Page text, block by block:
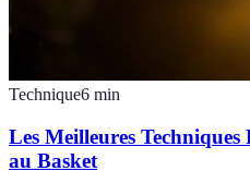
Technique6 min
Les Meilleures
au Basket